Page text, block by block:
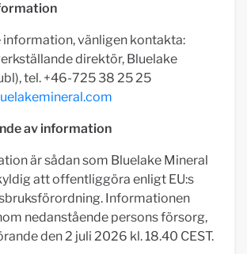
information, vänligen kontakta:
direktör, Bluelake
tel. +46-725 38 25 25
av information
är sådan som Bluelake Mineral
att offentliggöra enligt EU:s
Informationen
nedanstående persons försorg,
den 2 juli 2026 kl. 18.40 CEST.